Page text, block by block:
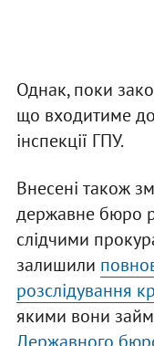
Однак, поки
що входитиме
інспекції ГПУ.
Внесені також
державне бюро
слідчими
залишили
розслідування
якими вони
Державного